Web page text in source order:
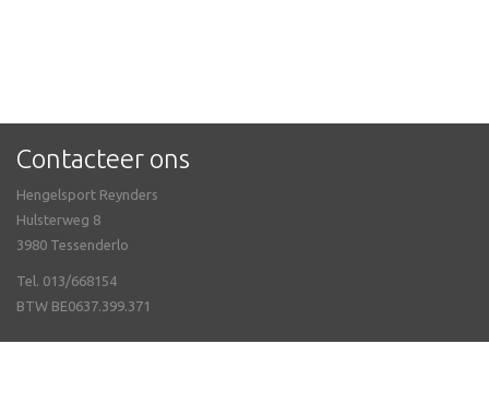
Contacteer ons
Hengelsport Reynders
Hulsterweg 8
3980 Tessenderlo
Tel. 013/668154
BTW BE0637.399.371